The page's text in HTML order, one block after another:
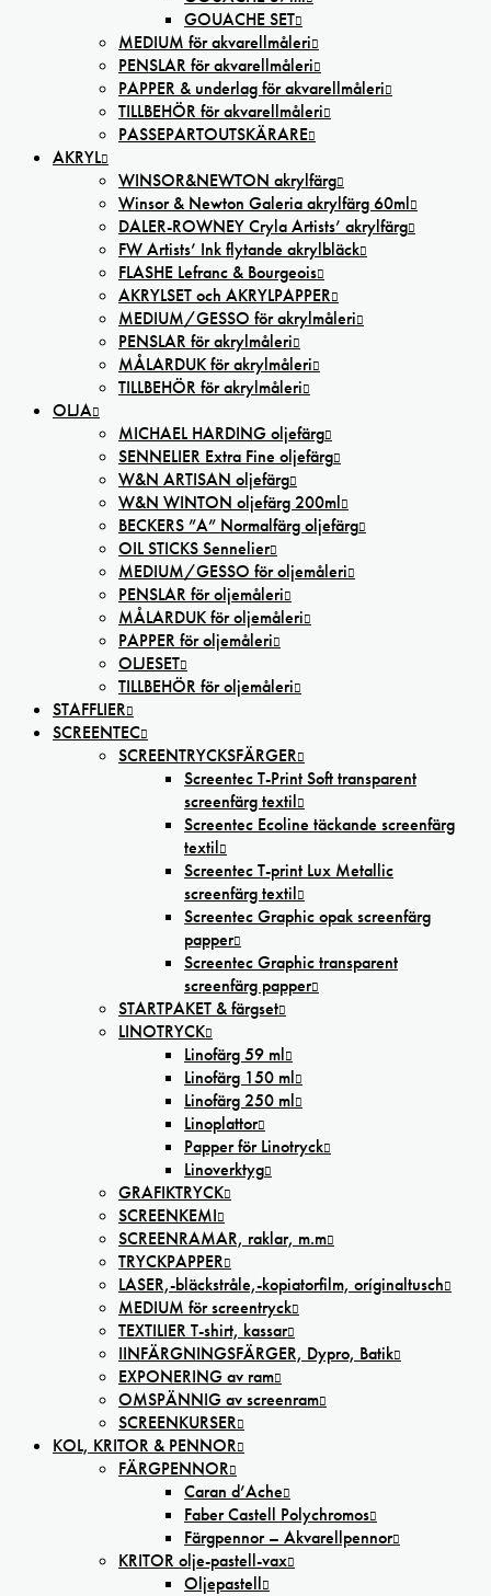
GOUACHE SET
MEDIUM för akvarellmåleri
PENSLAR för akvarellmåleri
PAPPER & underlag för akvarellmåleri
TILLBEHÖR för akvarellmåleri
PASSEPARTOUTSKÄRARE
AKRYL
WINSOR&NEWTON akrylfärg
Winsor & Newton Galeria akrylfärg 60ml
DALER-ROWNEY Cryla Artists’ akrylfärg
FW Artists’ Ink flytande akrylbläck
FLASHE Lefranc & Bourgeois
AKRYLSET och AKRYLPAPPER
MEDIUM/GESSO för akrylmåleri
PENSLAR för akrylmåleri
MÅLARDUK för akrylmåleri
TILLBEHÖR för akrylmåleri
OLJA
MICHAEL HARDING oljefärg
SENNELIER Extra Fine oljefärg
W&N ARTISAN oljefärg
W&N WINTON oljefärg 200ml
BECKERS ”A” Normalfärg oljefärg
OIL STICKS Sennelier
MEDIUM/GESSO för oljemåleri
PENSLAR för oljemåleri
MÅLARDUK för oljemåleri
PAPPER för oljemåleri
OLJESET
TILLBEHÖR för oljemåleri
STAFFLIER
SCREENTEC
SCREENTRYCKSFÄRGER
Screentec T-Print Soft transparent
screenfärg textil
Screentec Ecoline täckande screenfärg
textil
Screentec T-print Lux Metallic
screenfärg textil
Screentec Graphic opak screenfärg
papper
Screentec Graphic transparent
screenfärg papper
STARTPAKET & färgset
LINOTRYCK
Linofärg 59 ml
Linofärg 150 ml
Linofärg 250 ml
Linoplattor
Papper för Linotryck
Linoverktyg
GRAFIKTRYCK
SCREENKEMI
SCREENRAMAR, raklar, m.m
TRYCKPAPPER
LASER,-bläckstråle,-kopiatorfilm, oríginaltusch
MEDIUM för screentryck
TEXTILIER T-shirt, kassar
IINFÄRGNINGSFÄRGER, Dypro, Batik
EXPONERING av ram
OMSPÄNNIG av screenram
SCREENKURSER
KOL, KRITOR & PENNOR
FÄRGPENNOR
Caran d’Ache
Faber Castell Polychromos
Färgpennor – Akvarellpennor
KRITOR olje-pastell-vax
Oljepastell